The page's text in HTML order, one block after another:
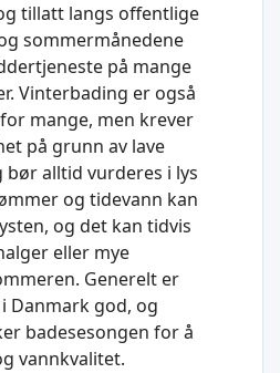
tillatt langs offentlige
sommermånedene
på mange
Vinterbading er også
mange, men krever
på grunn av lave
alltid vurderes i lys
og tidevann kan
og det kan tidvis
eller mye
Generelt er
Danmark god, og
badesesongen for å
vannkvalitet.